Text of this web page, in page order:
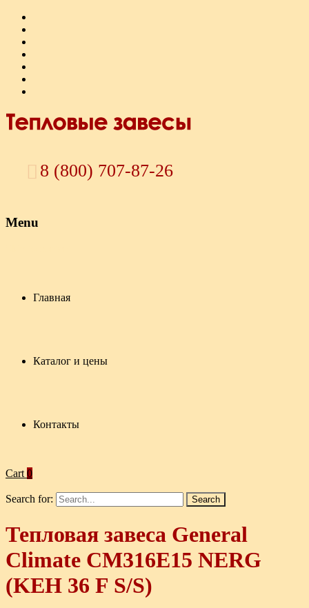
8 (800) 707-87-26
Menu
Главная
Каталог и цены
Контакты
Cart 0
Search for:
Тепловая завеса General
Climate CM316E15 NERG
(KEH 36 F S/S)